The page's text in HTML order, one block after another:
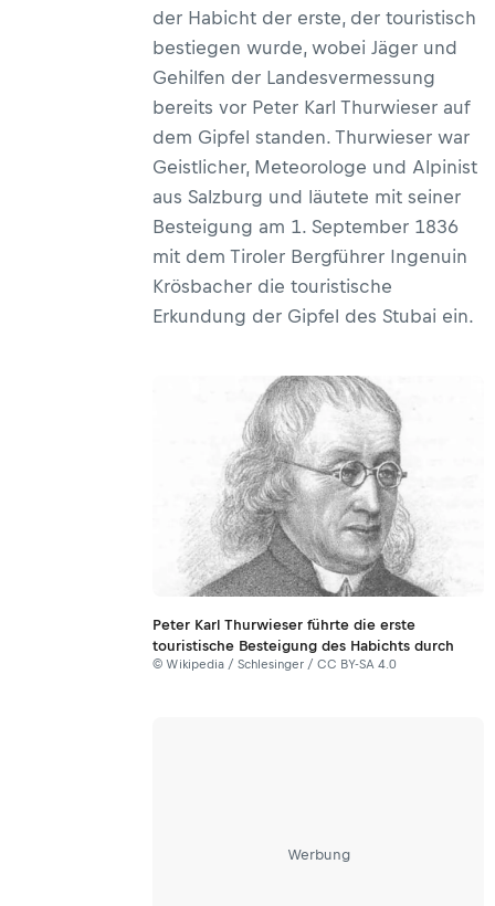
der Habicht der erste, der touristisch
bestiegen wurde, wobei Jäger und
Gehilfen der Landesvermessung
bereits vor Peter Karl Thurwieser auf
dem Gipfel standen. Thurwieser war
Geistlicher, Meteorologe und Alpinist
aus Salzburg und läutete mit seiner
Besteigung am 1. September 1836
mit dem Tiroler Bergführer Ingenuin
Krösbacher die touristische
Erkundung der Gipfel des Stubai ein.
Peter Karl Thurwieser führte die erste
touristische Besteigung des Habichts durch
© Wikipedia / Schlesinger / CC BY-SA 4.0
Werbung